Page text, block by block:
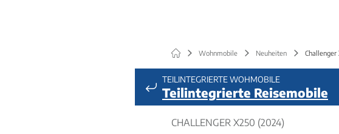
Wohnmobile Neuheiten
TEILINTEGRIERTE WOHMOBILE
Teilintegrierte Reisemobile
CHALLENGER X250 (2024)